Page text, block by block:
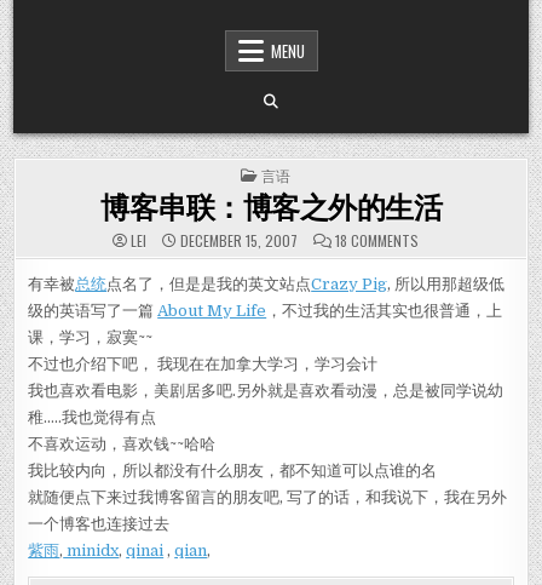
MENU
POSTED IN
言语
博客串联：博客之外的生活
LEI DECEMBER 15, 2007 18 COMMENTSON 博客串联：博
有幸被总统点名了，但是是我的英文站点Crazy Pig, 所以用那超级低
级的英语写了一篇About My Life ，不过我的生活其实也很普通，上
课，学习，寂寞~~
不过也介绍下吧， 我现在在加拿大学习，学习会计
我也喜欢看电影，美剧居多吧.另外就是喜欢看动漫，总是被同学说幼
稚…..我也觉得有点
不喜欢运动，喜欢钱~~哈哈
我比较内向，所以都没有什么朋友，都不知道可以点谁的名
就随便点下来过我博客留言的朋友吧, 写了的话，和我说下，我在另外
一个博客也连接过去
紫雨, minidx,qinai ,qian,